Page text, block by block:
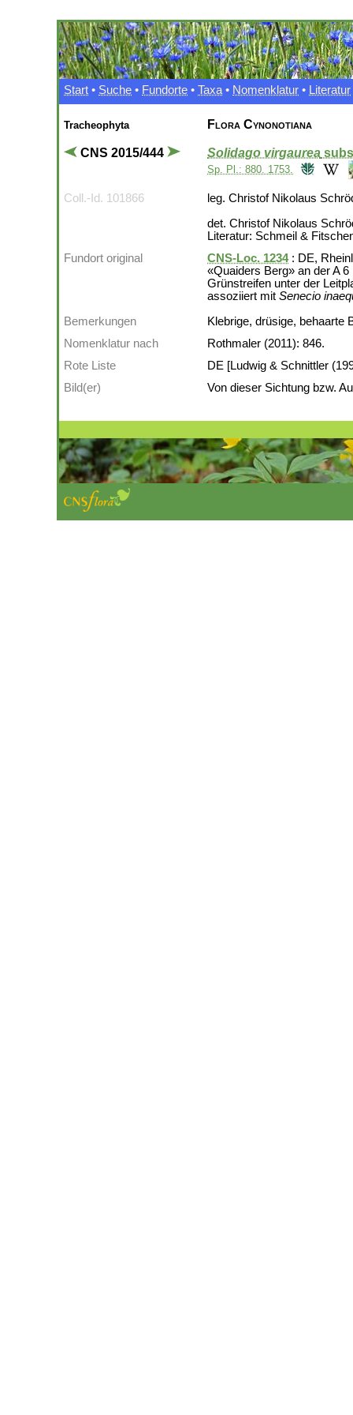
Start • Suche • Fundorte • Taxa • Nomenklatur • Literatur
Tracheophyta
CNS 2015/444
Flora Cynonotiana
Solidago virgaurea
Sp. Pl.: 880. 1753.
Coll.-Id. 101866
leg. Christof Nikolaus
det. Christof Nikolaus
Literatur: Schmeil &
Fundort original
CNS-Loc. 1234: DE,
«Quaiders Berg» an der A
Grünstreifen unter der
assoziiert mit Senecio
Bemerkungen
Klebrige, drüsige, behaarte
Nomenklatur nach
Rothmaler (2011): 846.
Rote Liste
DE [Ludwig & Schnittler
Bild(er)
Von dieser Sichtung bzw.